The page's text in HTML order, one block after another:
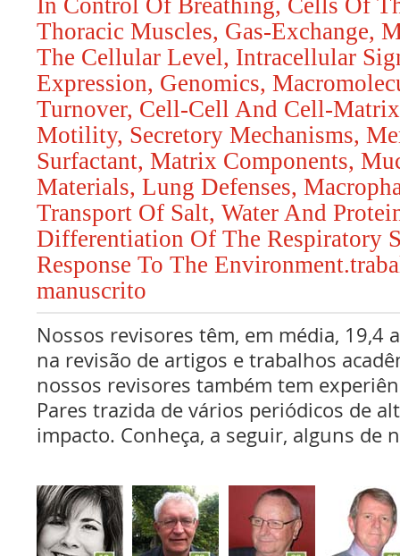
In Control Of Breathing, Cells Of
Thoracic Muscles, Gas-Exchange,
The Cellular Level, Intracellular
Expression, Genomics,
Turnover, Cell-Cell And Cell-
Motility, Secretory Mechanisms,
Surfactant, Matrix Components,
Materials, Lung Defenses,
Transport Of Salt, Water And
Differentiation Of The Respiratory
Response To The
manuscrito
Nossos revisores têm, em média, 19,4
na revisão de artigos e trabalhos
nossos revisores também tem
Pares trazida de vários periódicos de
impacto. Conheça, a seguir, alguns de